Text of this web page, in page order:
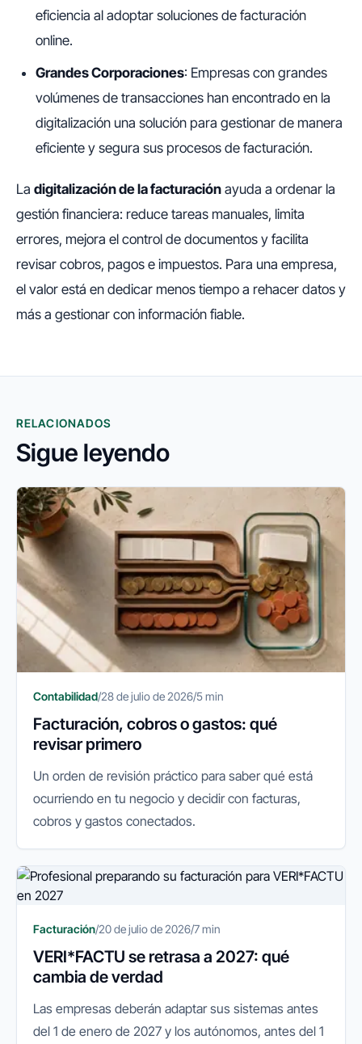
eficiencia al adoptar soluciones de facturación
online.
Grandes Corporaciones: Empresas con grandes
volúmenes de transacciones han encontrado en la
digitalización una solución para gestionar de manera
eficiente y segura sus procesos de facturación.
La digitalización de la facturación ayuda a ordenar la
gestión financiera: reduce tareas manuales, limita
errores, mejora el control de documentos y facilita
revisar cobros, pagos e impuestos. Para una empresa,
el valor está en dedicar menos tiempo a rehacer datos y
más a gestionar con información fiable.
RELACIONADOS
Sigue leyendo
Contabilidad/28 de julio de 2026/5 min
Facturación, cobros o gastos: qué
revisar primero
Un orden de revisión práctico para saber qué está
ocurriendo en tu negocio y decidir con facturas,
cobros y gastos conectados.
Facturación/20 de julio de 2026/7 min
VERI*FACTU se retrasa a 2027: qué
cambia de verdad
Las empresas deberán adaptar sus sistemas antes
del 1 de enero de 2027 y los autónomos, antes del 1